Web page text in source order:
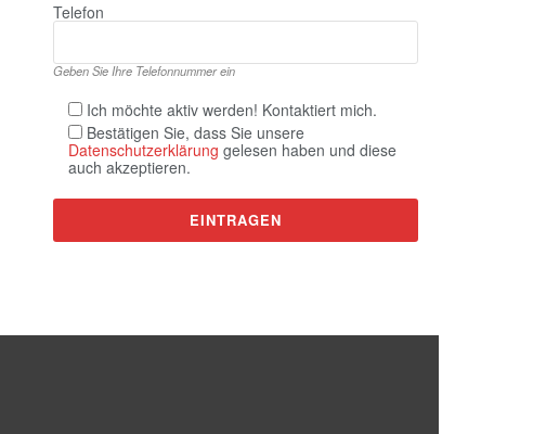
Telefon
Geben Sie Ihre Telefonnummer ein
Ich möchte aktiv werden! Kontaktiert mich.
Bestätigen Sie, dass Sie unsere
Datenschutzerklärung gelesen haben und diese
auch akzeptieren.